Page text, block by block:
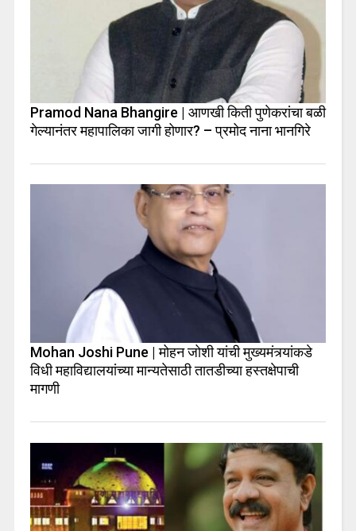
Pramod Nana Bhangire | आणखी किती पुणेकरांचा बळी
गेल्यानंतर महापालिका जागी होणार? – प्रमोद नाना भानगिरे
Mohan Joshi Pune | मोहन जोशी यांची मुख्यमंत्र्यांकडे
विधी महाविद्यालयांच्या मान्यतेसाठी तातडीच्या हस्तक्षेपाची
मागणी